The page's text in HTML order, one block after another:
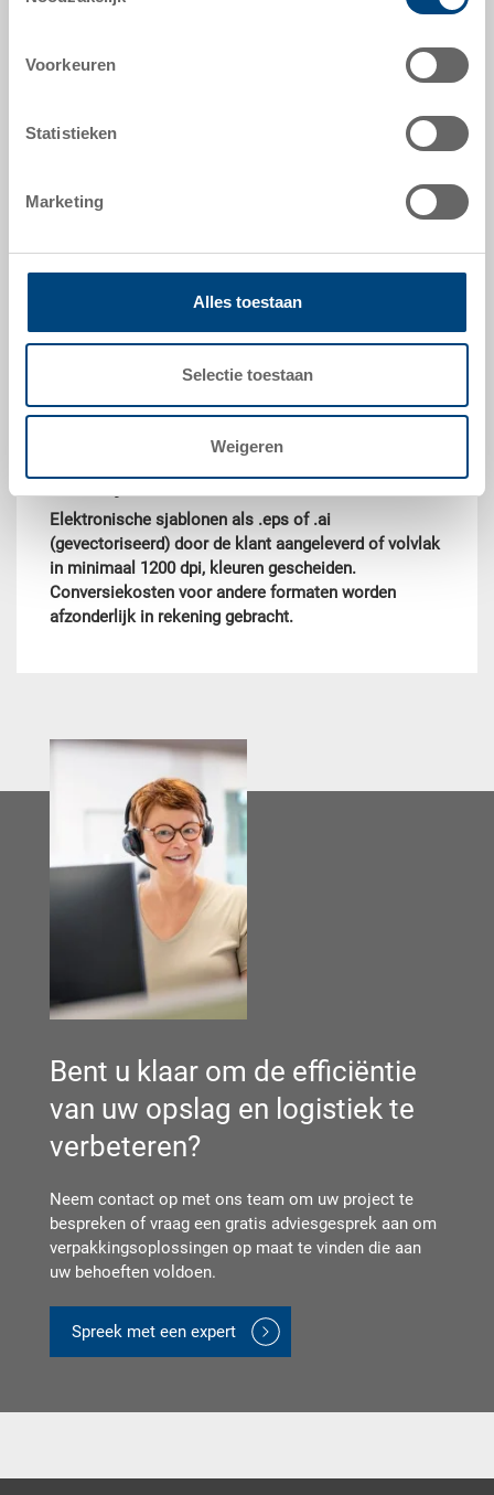
Voorkeuren
Statistieken
Marketing
Alles toestaan
Selectie toestaan
Weigeren
Een sjabloon is vereist voor het maken van een
warmte (sjabloon vereist). Alternatief:
standaardletters van het lettertype Helvetica (alleen
klantensjabloon).
Druksjablonen
Elektronische sjablonen als .eps of .ai
(gevectoriseerd) door de klant aangeleverd of volvlak
in minimaal 1200 dpi, kleuren gescheiden.
Conversiekosten voor andere formaten worden
afzonderlijk in rekening gebracht.
Bent u klaar om de efficiëntie
van uw opslag en logistiek te
verbeteren?
Neem contact op met ons team om uw project te
bespreken of vraag een gratis adviesgesprek aan om
verpakkingsoplossingen op maat te vinden die aan
uw behoeften voldoen.
Spreek met een expert